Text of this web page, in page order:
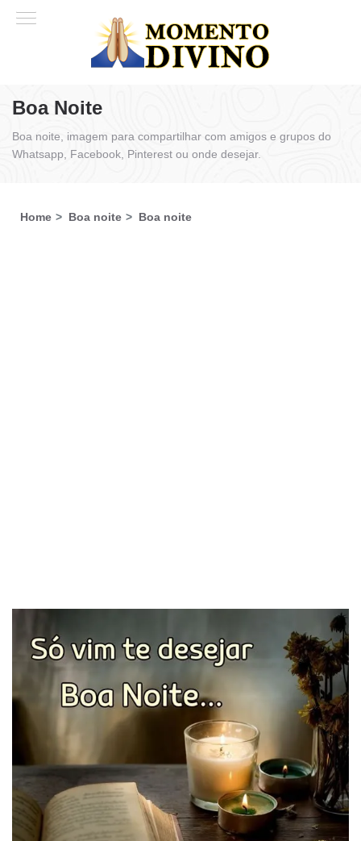
Boa Noite
Boa noite, imagem para compartilhar com amigos e grupos do
Whatsapp, Facebook, Pinterest ou onde desejar.
Home Boa noite Boa noite